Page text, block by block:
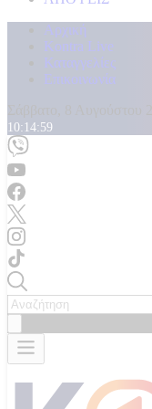
Αρχική
Kontra Live
Καταγγελίες
Επικοινωνία
10:15:01